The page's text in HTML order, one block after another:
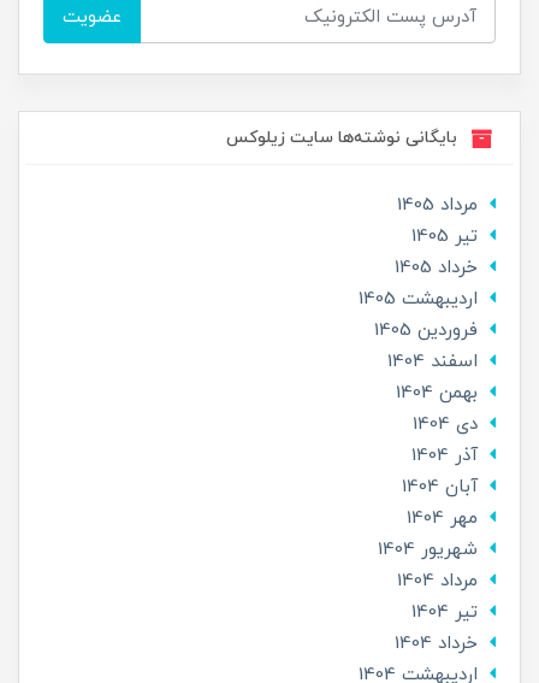
عضویت
بایگانی نوشته‌ها سایت زیلوکس
مرداد 1405
تير 1405
خرداد 1405
ارديبهشت 1405
فروردین 1405
اسفند 1404
بهمن 1404
دی 1404
آذر 1404
آبان 1404
مهر 1404
شهریور 1404
مرداد 1404
تير 1404
خرداد 1404
ارديبهشت 1404